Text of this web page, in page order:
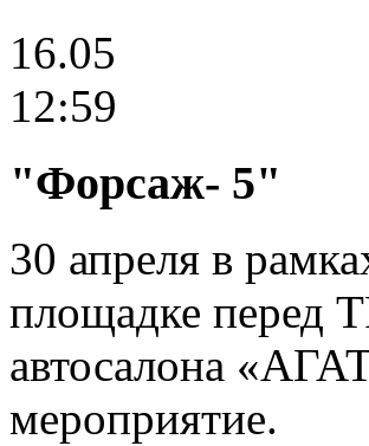
16.05
12:59
"Форсаж- 5"
30 апреля в
площадке перед
автосалона
мероприятие.